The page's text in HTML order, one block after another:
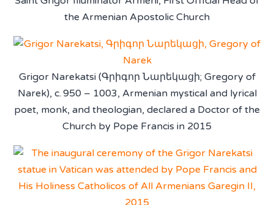
the Armenian Apostolic Church
Grigor Narekatsi (Գրիգոր Նարեկացի; Gregory of
Narek), c. 950 – 1003, Armenian mystical and lyrical
poet, monk, and theologian, declared a Doctor of the
Church by Pope Francis in 2015